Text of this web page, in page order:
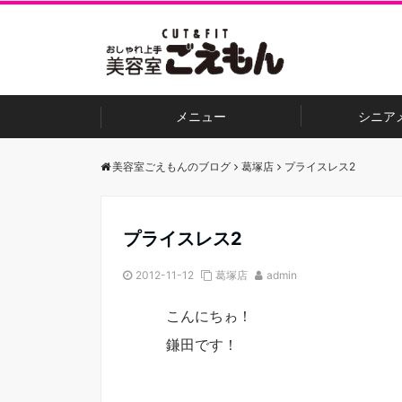
メニュー シニア
美容室ごえもんのブログ 葛塚店 プライスレス2
プライスレス2
2012-11-12 葛塚店 admin
こんにちゎ！
鎌田です！